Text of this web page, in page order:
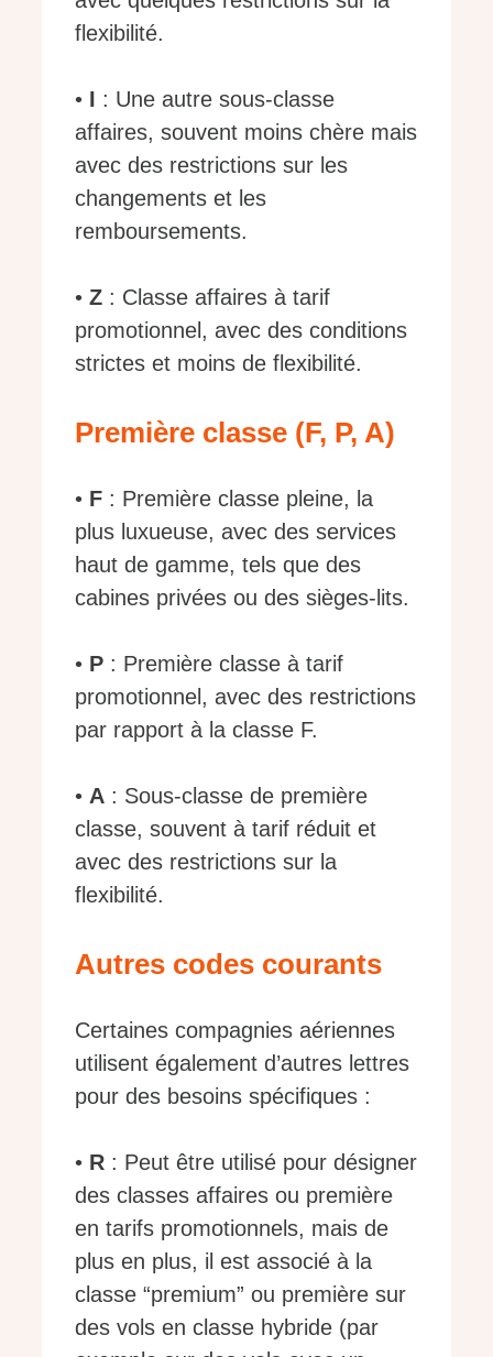
flexibilité.
• I : Une autre sous-classe
affaires, souvent moins chère mais
avec des restrictions sur les
changements et les
remboursements.
• Z : Classe affaires à tarif
promotionnel, avec des conditions
strictes et moins de flexibilité.
Première classe (F, P, A)
• F : Première classe pleine, la
plus luxueuse, avec des services
haut de gamme, tels que des
cabines privées ou des sièges-lits.
• P : Première classe à tarif
promotionnel, avec des restrictions
par rapport à la classe F.
• A : Sous-classe de première
classe, souvent à tarif réduit et
avec des restrictions sur la
flexibilité.
Autres codes courants
Certaines compagnies aériennes
utilisent également d’autres lettres
pour des besoins spécifiques :
• R : Peut être utilisé pour désigner
des classes affaires ou première
en tarifs promotionnels, mais de
plus en plus, il est associé à la
classe “premium” ou première sur
des vols en classe hybride (par